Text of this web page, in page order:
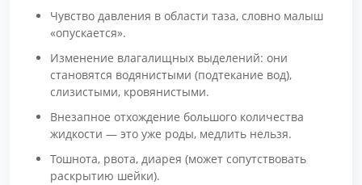
Чувство давления в области таза, словно малыш
«опускается».
Изменение влагалищных выделений: они
становятся водянистыми (подтекание вод),
слизистыми, кровянистыми.
Внезапное отхождение большого количества
жидкости — это уже роды, медлить нельзя.
Тошнота, рвота, диарея (может сопутствовать
раскрытию шейки).